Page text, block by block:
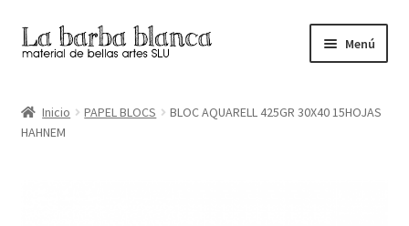
Ir
a
navegación
Ir
al
Menú
Carrito
Inicio PAPEL BLOCS
BLOC AQUARELL 425GR 30X40 15HOJAS
HAHNEM